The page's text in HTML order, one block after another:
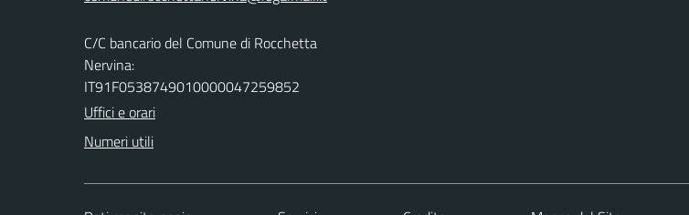
C/C bancario del Comune di Rocchetta
Nervina:
IT91F0538749010000047259852
Uffici e orari
Numeri utili